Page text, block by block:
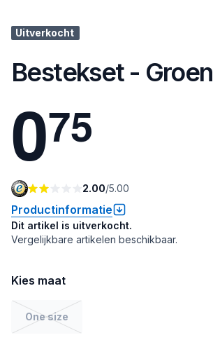
Uitverkocht
Bestekset - Groen
075
2.00/5.00
Productinformatie
Dit artikel is uitverkocht.
Vergelijkbare artikelen beschikbaar.
Kies maat
One size